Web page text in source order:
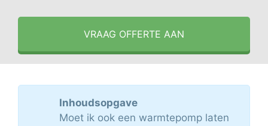
VRAAG OFFERTE AAN
Inhoudsopgave
Moet ik ook een warmtepomp laten